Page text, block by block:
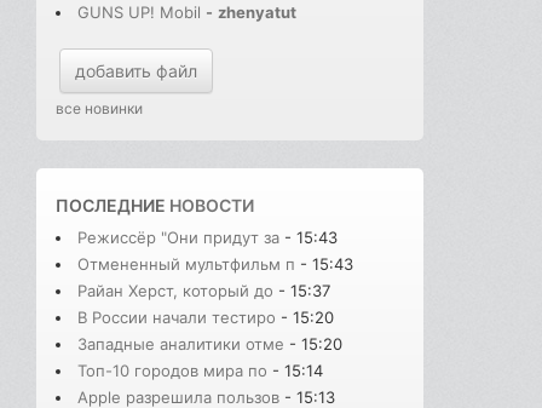
GUNS UP! Mobil - zhenyatut
добавить файл
все новинки
ПОСЛЕДНИЕ НОВОСТИ
Режиссёр "Они придут за - 15:43
Отмененный мультфильм п - 15:43
Райан Херст, который до - 15:37
В России начали тестиро - 15:20
Западные аналитики отме - 15:20
Топ-10 городов мира по - 15:14
Apple разрешила пользов - 15:13